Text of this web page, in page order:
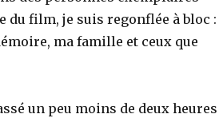
du film, je suis regonflée à bloc :
ma famille et ceux que
un peu moins de deux heures